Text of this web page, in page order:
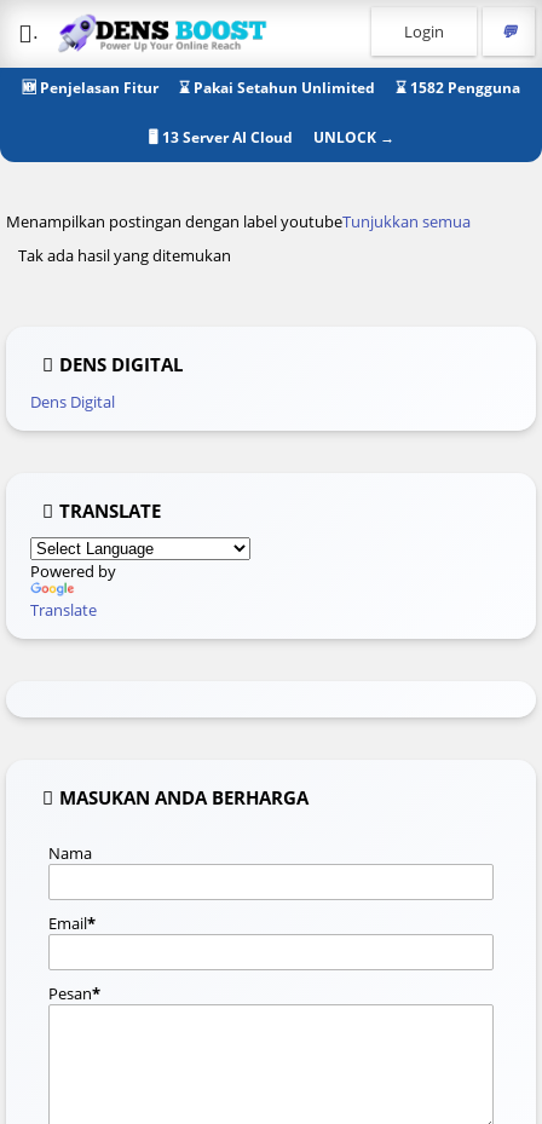
. Login 💬
🆕 Penjelasan Fitur ⌛ Pakai Setahun Unlimited ⌛ 1582 Pengguna
🖥 13 Server AI Cloud UNLOCK →
Menampilkan postingan dengan labelyoutubeTunjukkan semua
Tak ada hasil yang ditemukan
DENS DIGITAL
Dens Digital
TRANSLATE
Powered by
Translate
MASUKAN ANDA BERHARGA
Nama
Email*
Pesan*